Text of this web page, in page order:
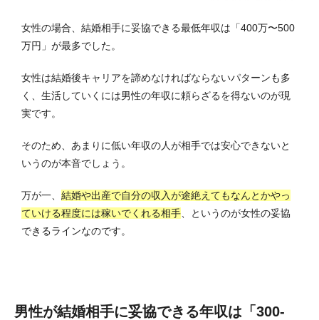
女性の場合、結婚相手に妥協できる最低年収は「400万〜500
万円」が最多でした。
女性は結婚後キャリアを諦めなければならないパターンも多
く、 生活していくには男性の年収に頼らざるを得ないのが現
実です。
そのため、あまりに低い年収の人が相手では安心できないと
いうのが本音でしょう。
万が一、 結婚や出産で自分の収入が途絶えてもなんとかやっ
ていける程度には稼いでくれる相手 、というのが女性の妥協
できるラインなのです。
男性が結婚相手に妥協できる年収は「300-